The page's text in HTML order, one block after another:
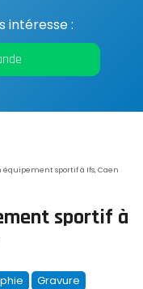
intéresse :
équipement sportif à Ifs, Caen
sportif à
Gravure